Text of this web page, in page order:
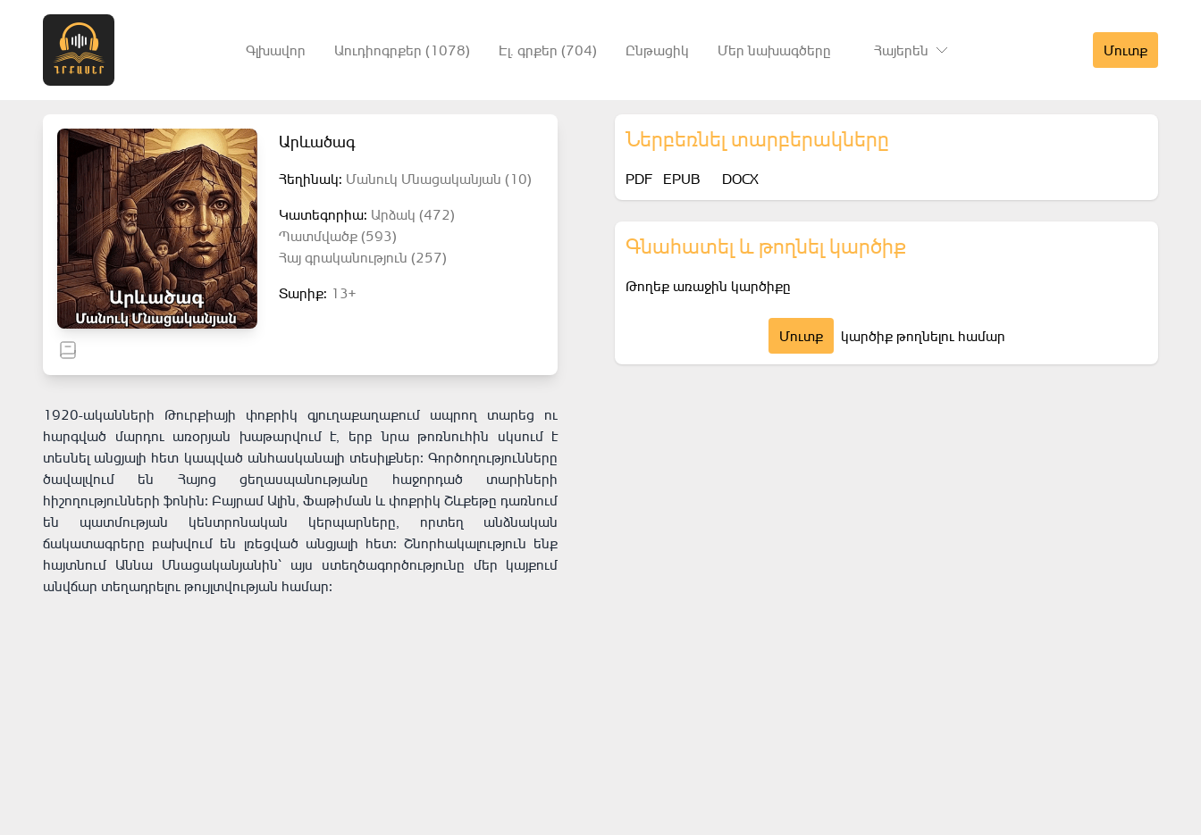
Մուտք
Գլխավոր Աուդիոգրքեր (1078) Էլ. գրքեր (704) Ընթացիկ Մեր նախագծերը Հայերեն
Արևածագ
Հեղինակ: Մանուկ Մնացականյան (10)
Կատեգորիա: Արձակ (472)
Պատմվածք (593)
Հայ գրականություն (257)
Տարիք: 13+
1920-ականների Թուրքիայի փոքրիկ գյուղաքաղաքում ապրող տարեց ու
հարգված մարդու առօրյան խաթարվում է, երբ նրա թոռնուհին սկսում է
տեսնել անցյալի հետ կապված անհասկանալի տեսիլքներ։ Գործողությունները
ծավալվում են Հայոց ցեղասպանությանը հաջորդած տարիների
հիշողությունների ֆոնին։ Բայրամ Ալին, Ֆաթիման և փոքրիկ Շևքեթը դառնում
են պատմության կենտրոնական կերպարները, որտեղ անձնական
ճակատագրերը բախվում են լռեցված անցյալի հետ։ Շնորհակալություն ենք
հայտնում Աննա Մնացականյանին՝ այս ստեղծագործությունը մեր կայքում
անվճար տեղադրելու թույլտվության համար։
Ներբեռնել տարբերակները
PDF EPUB DOCX
Գնահատել և թողնել կարծիք
Թողեք առաջին կարծիքը
Մուտք կարծիք թողնելու համար